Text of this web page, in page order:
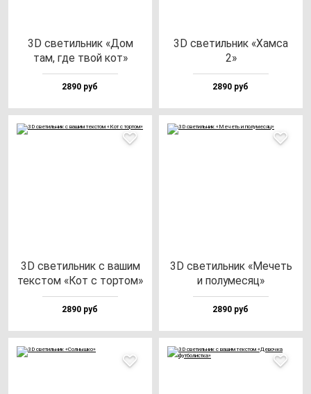
3D све­тиль­ник «Дом
там, где твой кот»
2890 руб
3D све­тиль­ник «Хам­са
2»
2890 руб
3D све­тиль­ник с ва­шим
тек­стом «Кот с тор­том»
2890 руб
3D све­тиль­ник «Мечеть
и по­лу­ме­сяц»
2890 руб